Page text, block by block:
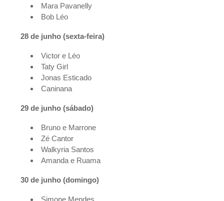
Mara Pavanelly
Bob Léo
28 de junho (sexta-feira)
Victor e Léo
Taty Girl
Jonas Esticado
Caninana
29 de junho (sábado)
Bruno e Marrone
Zé Cantor
Walkyria Santos
Amanda e Ruama
30 de junho (domingo)